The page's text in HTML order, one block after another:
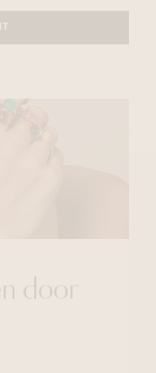
door